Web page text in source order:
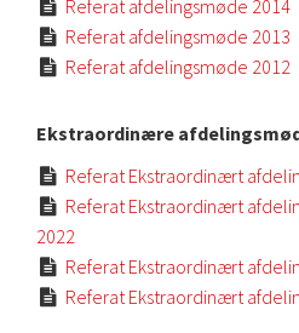
 Referat afdelingsmøde 2014
 Referat afdelingsmøde 2013
 Referat afdelingsmøde 2012
Ekstraordinære
 Referat Ekstraordinært
 Referat Ekstraordinært
2022
 Referat Ekstraordinært
 Referat Ekstraordinært